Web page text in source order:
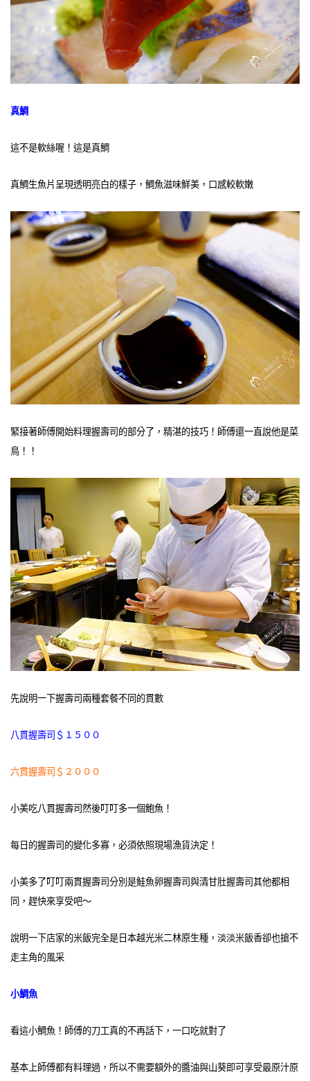
真鯛
這不是軟絲喔！這是真鯛
真鯛生魚片呈現透明亮白的樣子，鯛魚滋味鮮美，口感較軟嫩
緊接著師傅開始料理握壽司的部分了，精湛的技巧！師傅還一直說他是菜
鳥！！
先說明一下握壽司兩種套餐不同的貫數
八貫握壽司＄１５００
六貫握壽司＄２０００
小美吃八貫握壽司然後叮叮多一個鮑魚！
每日的握壽司的變化多寡，必須依照現場漁貨決定！
小美多了叮叮兩貫握壽司分別是鮭魚卵握壽司與清甘肚握壽司其他都相
同，趕快來享受吧～
說明一下店家的米飯完全是日本越光米二林原生種，淡淡米飯香卻也搶不
走主角的風采
小鯛魚
看這小鯛魚！師傅的刀工真的不再話下，一口吃就對了
基本上師傅都有料理過，所以不需要額外的醬油與山葵即可享受最原汁原